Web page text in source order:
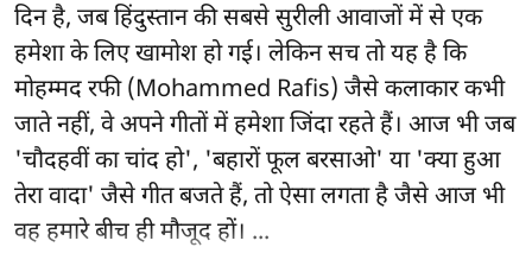
दिन है, जब हिंदुस्तान की सबसे सुरीली आवाजों में से एक
हमेशा के लिए खामोश हो गई। लेकिन सच तो यह है कि
मोहम्मद रफी (Mohammed Rafis) जैसे कलाकार कभी
जाते नहीं, वे अपने गीतों में हमेशा जिंदा रहते हैं। आज भी जब
'चौदहवीं का चांद हो', 'बहारों फूल बरसाओ' या 'क्या हुआ
तेरा वादा' जैसे गीत बजते हैं, तो ऐसा लगता है जैसे आज भी
वह हमारे बीच ही मौजूद हों। ...